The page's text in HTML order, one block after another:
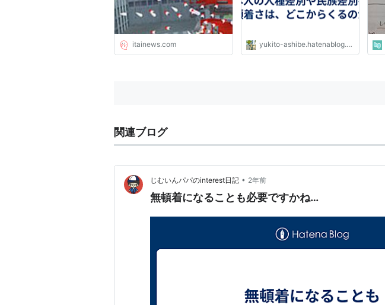
itainews.com yukito-ashibe.hatenablog.com
関連ブログ
じむいんパパのinterest日記 • 2年前
無頓着になることも必要ですかね…